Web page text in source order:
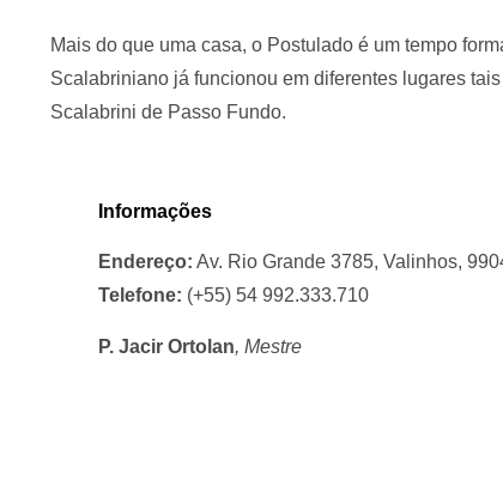
Mais do que uma casa, o Postulado é um tempo
Scalabriniano já funcionou em diferentes lugares
Scalabrini de Passo Fundo.
Informações
Endereço: Av. Rio Grande 3785, Valinhos,
Telefone: (+55) 54 992.333.710
P. Jacir Ortolan, Mestre